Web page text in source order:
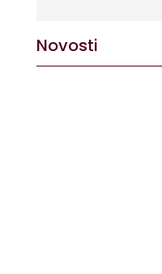
Novosti